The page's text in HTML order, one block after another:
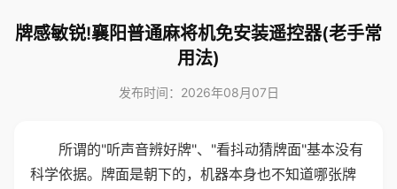
牌感敏锐!襄阳普通麻将机免安装遥控器(老手常
用法)
发布时间：2026年08月07日
所谓的"听声音辨好牌"、"看抖动猜牌面"基本没有
科学依据。牌面是朝下的，机器本身也不知道哪张牌